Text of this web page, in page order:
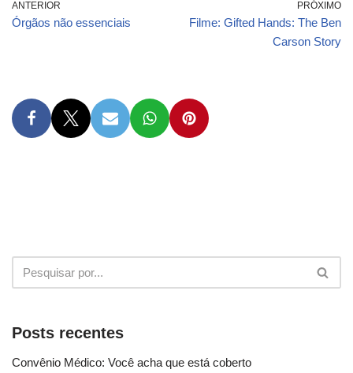
ANTERIOR
Órgãos não essenciais
PRÓXIMO
Filme: Gifted Hands: The Ben
Carson Story
Posts recentes
Convênio Médico: Você acha que está coberto